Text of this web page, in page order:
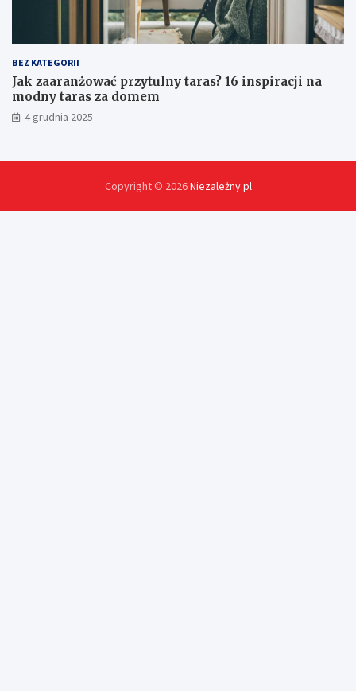
BEZ KATEGORII
Jak zaaranżować przytulny taras? 16 inspiracji na
modny taras za domem
4 grudnia 2025
Copyright © 2026Niezależny.pl